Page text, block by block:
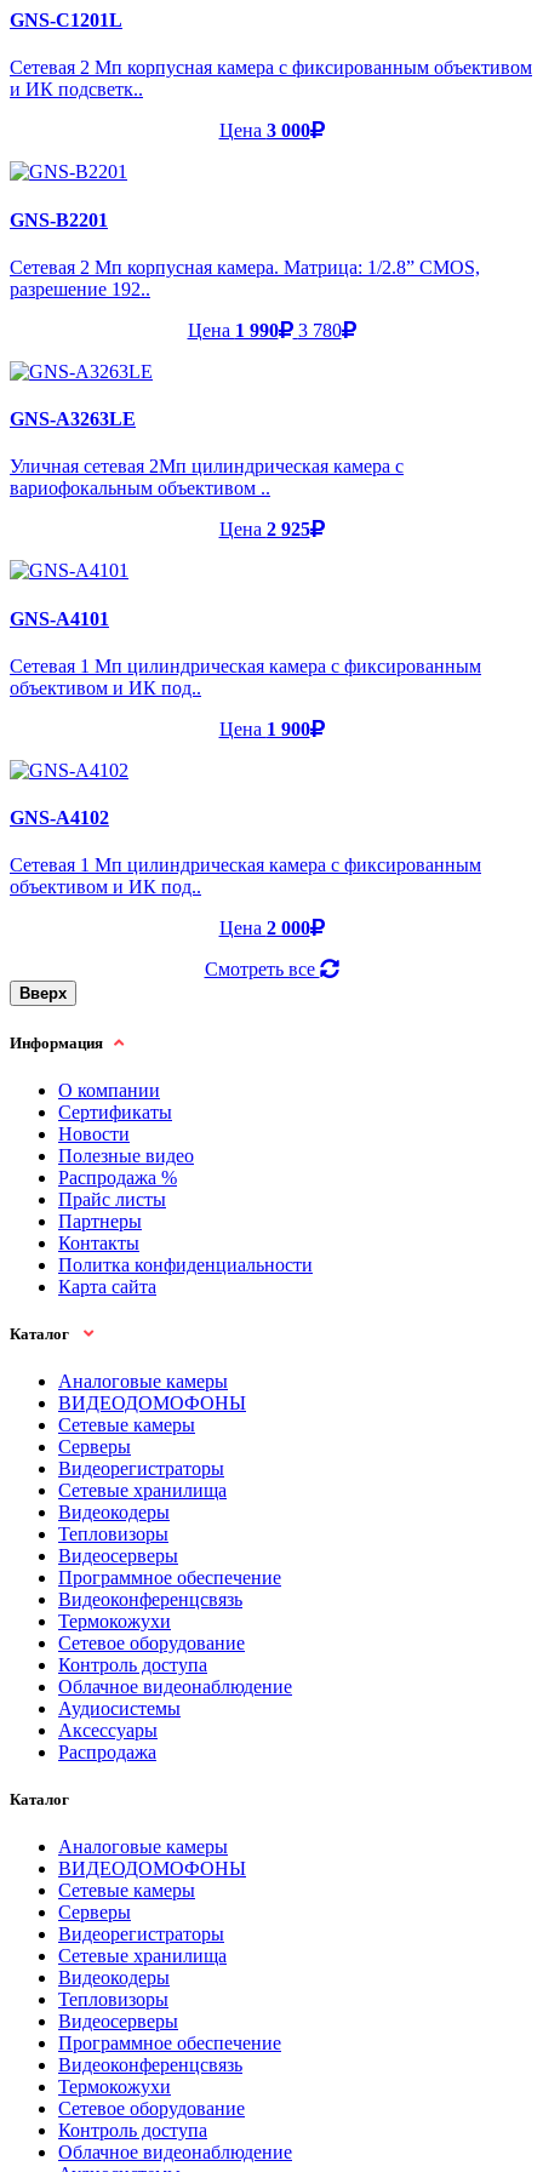
GNS-C1201L
Сетевая 2 Мп корпусная камера с фиксированным объективом
и ИК подсветк..
Цена 3 000
GNS-B2201
Сетевая 2 Мп корпусная камера. Матрица: 1/2.8” CMOS,
разрешение 192..
Цена 1 990 3 780
GNS-A3263LE
Уличная сетевая 2Мп цилиндрическая камера с
вариофокальным объективом ..
Цена 2 925
GNS-A4101
Cетевая 1 Мп цилиндрическая камера с фиксированным
объективом и ИК под..
Цена 1 900
GNS-A4102
Cетевая 1 Мп цилиндрическая камера с фиксированным
объективом и ИК под..
Цена 2 000
Смотреть все
Вверх
Информация
О компании
Сертификаты
Новости
Полезные видео
Распродажа %
Прайс листы
Партнеры
Контакты
Политка конфиденциальности
Карта сайта
Каталог
Аналоговые камеры
ВИДЕОДОМОФОНЫ
Сетевые камеры
Серверы
Видеорегистраторы
Сетевые хранилища
Видеокодеры
Тепловизоры
Видеосерверы
Программное обеспечение
Видеоконференцсвязь
Термокожухи
Сетевое оборудование
Контроль доступа
Облачное видеонаблюдение
Аудиосистемы
Аксессуары
Распродажа
Каталог
Аналоговые камеры
ВИДЕОДОМОФОНЫ
Сетевые камеры
Серверы
Видеорегистраторы
Сетевые хранилища
Видеокодеры
Тепловизоры
Видеосерверы
Программное обеспечение
Видеоконференцсвязь
Термокожухи
Сетевое оборудование
Контроль доступа
Облачное видеонаблюдение